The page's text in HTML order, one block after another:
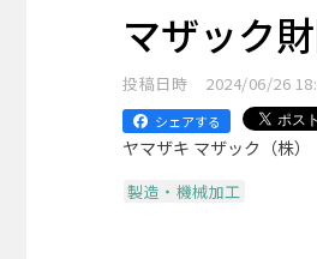
マザック
投稿日時 2024/06/26
シェアする
ヤマザキ マザック（株）
製造・機械加工